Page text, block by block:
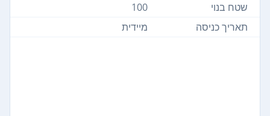
שטח בנוי
100
תאריך כניסה
מיידית